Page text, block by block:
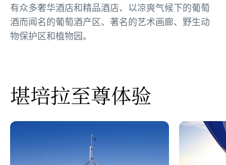
有众多奢华酒店和精品酒店、以凉爽气候下的葡萄
酒而闻名的葡萄酒产区、著名的艺术画廊、野生动
物保护区和植物园。
堪培拉至尊体验